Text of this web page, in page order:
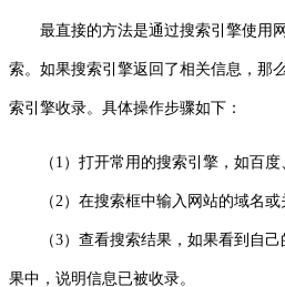
最直接的方法是通过搜索引擎使用
索。如果搜索引擎返回了相关信息，那
索引擎收录。具体操作步骤如下：
（1）打开常用的搜索引擎，如百度
（2）在搜索框中输入网站的域名或
（3）查看搜索结果，如果看到自己
果中，说明信息已被收录。